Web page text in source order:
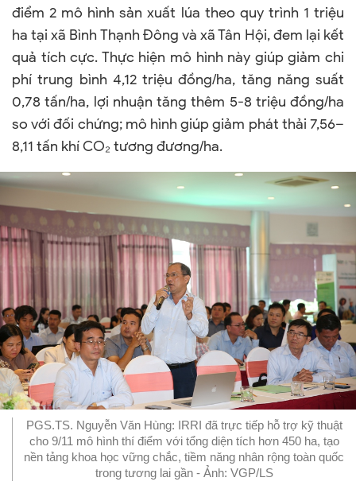
điểm 2 mô hình sản xuất lúa theo quy trình 1 triệu
ha tại xã Bình Thạnh Đông và xã Tân Hội, đem lại kết
quả tích cực. Thực hiện mô hình này giúp giảm chi
phí trung bình 4,12 triệu đồng/ha, tăng năng suất
0,78 tấn/ha, lợi nhuận tăng thêm 5-8 triệu đồng/ha
so với đối chứng; mô hình giúp giảm phát thải 7,56–
8,11 tấn khí CO₂ tương đương/ha.
PGS.TS. Nguyễn Văn Hùng: IRRI đã trực tiếp hỗ trợ kỹ thuật
cho 9/11 mô hình thí điểm với tổng diện tích hơn 450 ha, tạo
nền tảng khoa học vững chắc, tiềm năng nhân rộng toàn quốc
trong tương lai gần - Ảnh: VGP/LS